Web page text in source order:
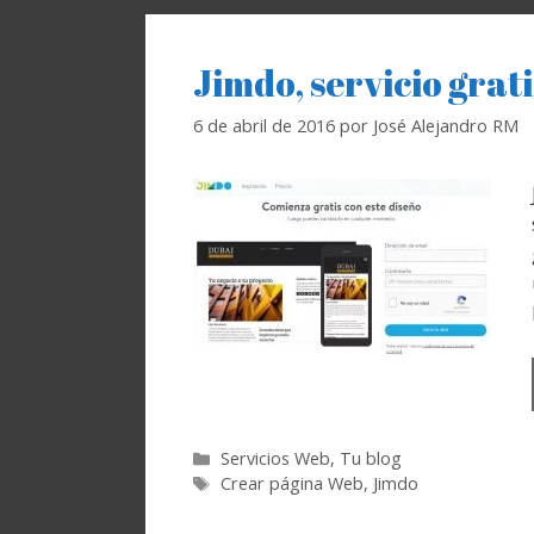
Jimdo, servicio
6 de abril de 2016 por José Alejandro RM
Categorías
Servicios Web, Tu blog
Etiquetas
Crear página Web, Jimdo